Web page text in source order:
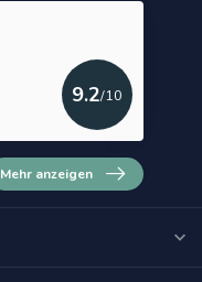
9.2/10
Mehr anzeigen